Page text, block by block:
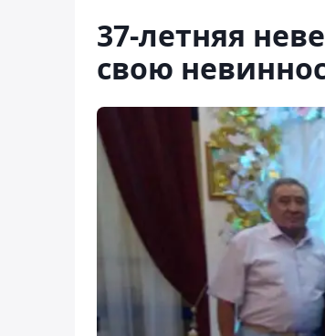
37-летняя
свою